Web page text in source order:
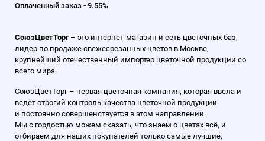
Оплаченный заказ - 9.55%
СоюзЦветТорг – это интернет-магазин и сеть цветочных баз,
лидер по продаже свежесрезанных цветов в Москве,
крупнейший отечественный импортер цветочной продукции со
всего мира.
СоюзЦветТорг – первая цветочная компания, которая ввела и
ведёт строгий контроль качества цветочной продукции
и постоянно совершенствуется в этом направлении.
Мы с гордостью можем сказать, что знаем о цветах всё, и
отбираем для наших покупателей только самые лучшие,